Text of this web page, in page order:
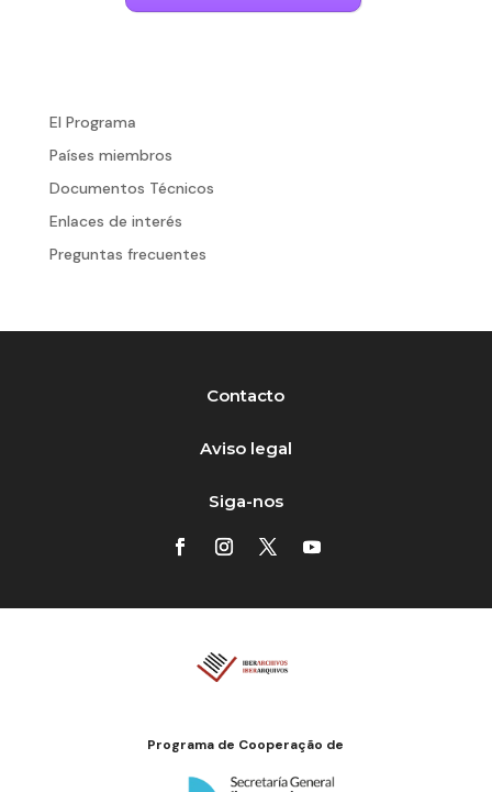
El Programa
Países miembros
Documentos Técnicos
Enlaces de interés
Preguntas frecuentes
Contacto
Aviso legal
Siga-nos
Programa de Cooperação de